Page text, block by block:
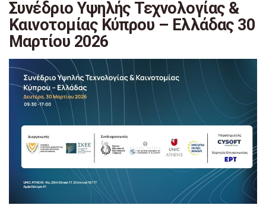
Συνέδριο Υψηλής Τεχνολογίας &
Καινοτομίας Κύπρου – Ελλάδας 30
Μαρτίου 2026